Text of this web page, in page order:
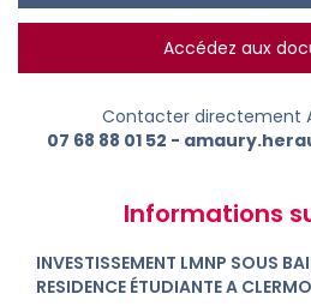
Accédez aux
Contacter directement
07 68 88 01 52 -
Informations
INVESTISSEMENT LMNP SOUS
RESIDENCE ÉTUDIANTE A